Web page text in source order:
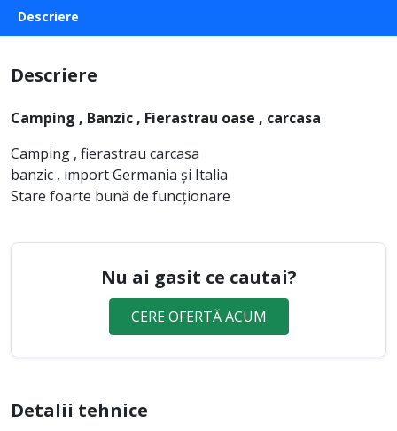
Descriere
Descriere
Camping , Banzic , Fierastrau oase , carcasa
Camping , fierastrau carcasa
banzic , import Germania și Italia
Stare foarte bună de funcționare
Nu ai gasit ce cautai?
CERE OFERTĂ ACUM
Detalii tehnice